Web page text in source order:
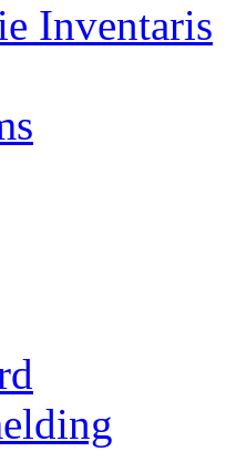
Inventaris